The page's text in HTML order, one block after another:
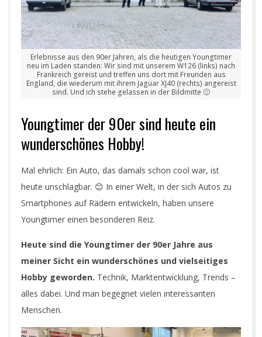
Erlebnisse aus den 90er Jahren, als die heutigen Youngtimer
neu im Laden standen: Wir sind mit unserem W126 (links) nach
Frankreich gereist und treffen uns dort mit Freunden aus
England, die wiederum mit ihrem Jaguar XJ40 (rechts) angereist
sind. Und ich stehe gelassen in der Bildmitte 🙂
Youngtimer der 90er sind heute ein
wunderschönes Hobby!
Mal ehrlich: Ein Auto, das damals schon cool war, ist
heute unschlagbar. 😊 In einer Welt, in der sich Autos zu
Smartphones auf Rädern entwickeln, haben unsere
Youngtimer einen besonderen Reiz.
Heute sind die Youngtimer der 90er Jahre aus
meiner Sicht ein wunderschönes und vielseitiges
Hobby geworden. Technik, Marktentwicklung, Trends –
alles dabei. Und man begegnet vielen interessanten
Menschen.